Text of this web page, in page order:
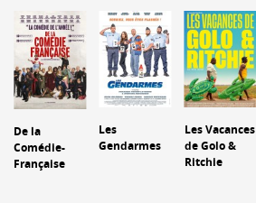
De la
Comédie-
Française
Les
Gendarmes
Les Vacances
de Golo &
Ritchie